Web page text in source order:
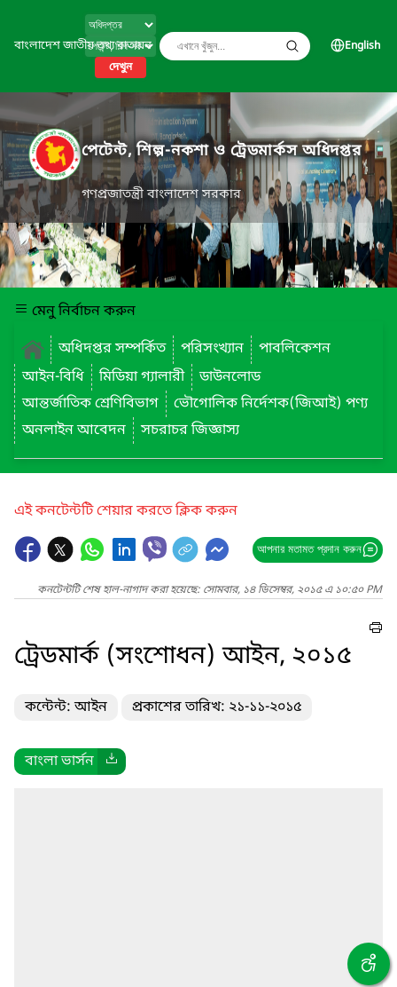
বাংলাদেশ জাতীয় তথ্য বাতায়ন
দেখুন
English
পেটেন্ট, শিল্প-নকশা ও ট্রেডমার্কস অধিদপ্তর
গণপ্রজাতন্ত্রী বাংলাদেশ সরকার
মেনু নির্বাচন করুন
অধিদপ্তর সম্পর্কিত
পরিসংখ্যান
পাবলিকেশন
আইন-বিধি
মিডিয়া গ্যালারী
ডাউনলোড
আন্তর্জাতিক শ্রেণিবিভাগ
ভৌগোলিক নির্দেশক(জিআই) পণ্য
অনলাইন আবেদন
সচরাচর জিজ্ঞাস্য
এই কনটেন্টটি শেয়ার করতে ক্লিক করুন
আপনার মতামত প্রদান করুন
কনটেন্টটি শেষ হাল-নাগাদ করা হয়েছে: সোমবার, ১৪ ডিসেম্বর, ২০১৫ এ ১০:৫০ PM
ট্রেডমার্ক (সংশোধন) আইন, ২০১৫
কন্টেন্ট: আইন প্রকাশের তারিখ: ২১-১১-২০১৫
বাংলা ভার্সন